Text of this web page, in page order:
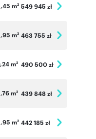
m2 549 945 zł
m2 463 755 zł
m2 490 500 zł
m2 439 848 zł
m2 442 185 zł